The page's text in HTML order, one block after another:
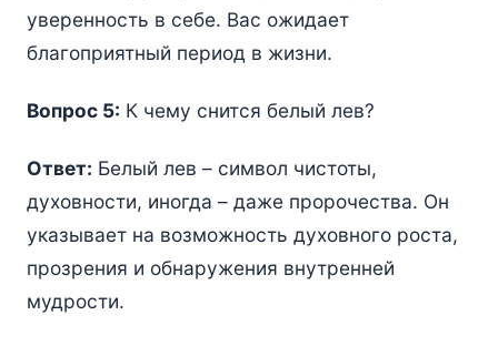
уверенность в себе. Вас ожидает
благоприятный период в жизни.
Вопрос 5: К чему снится белый лев?
Ответ: Белый лев – символ чистоты,
духовности, иногда – даже пророчества. Он
указывает на возможность духовного роста,
прозрения и обнаружения внутренней
мудрости.